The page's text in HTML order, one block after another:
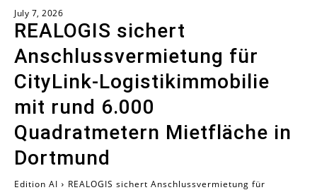
July 7, 2026
REALOGIS sichert
Anschlussvermietung für
CityLink-Logistikimmobilie
mit rund 6.000
Quadratmetern Mietfläche in
Dortmund
Edition AI
REALOGIS sichert Anschlussvermietung für